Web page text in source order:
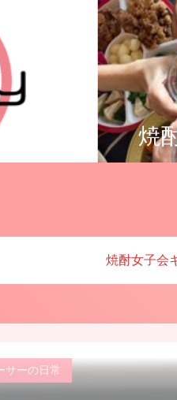
焼
焼酎女子会
サーの日常